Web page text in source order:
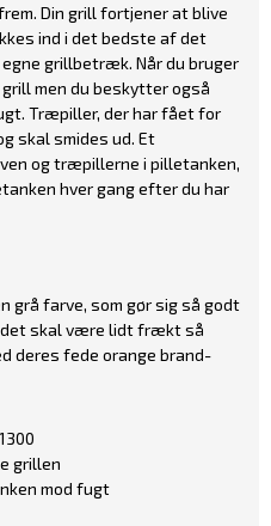
Din grill fortjener at blive
ind i det bedste af det
grillbetræk. Når du bruger
men du beskytter også
Træpiller, der har fået for
skal smides ud. Et
og træpillerne i pilletanken,
hver gang efter du har
grå farve, som gør sig så godt
det skal være lidt frækt så
deres fede orange brand-
grillen
mod fugt